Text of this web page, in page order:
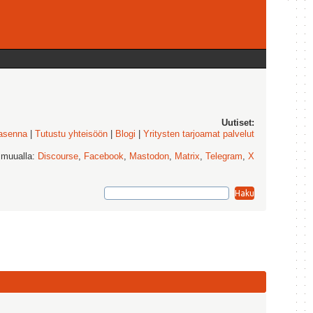
Uutiset:
|Tutustu yhteisöön Blogi |Yritysten tarjoamat palvelut
Discourse, Facebook, Mastodon, Matrix,Telegram,X